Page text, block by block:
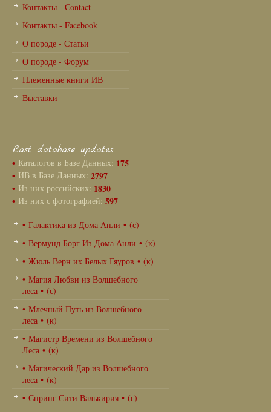
Контакты - Contact
Контакты - Facebook
О породе - Статьи
О породе - Форум
Племенные книги ИВ
Выставки
Last database updates
• Каталогов в Базе Данных: 175
• ИВ в Базе Данных: 2797
• Из них российских: 1830
• Из них с фотографией: 597
• Галактика из Дома Анли • (с)
• Вермунд Борг Из Дома Анли • (к)
• Жюль Верн их Белых Гяуров • (к)
• Магия Любви из Волшебного
леса • (с)
• Млечный Путь из Волшебного
леса • (к)
• Магистр Времени из Волшебного
Леса • (к)
• Магический Дар из Волшебного
леса • (к)
• Спринг Сити Валькирия • (с)